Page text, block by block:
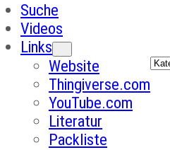
Suche
Videos
Links
Website
Thingiverse.com
YouTube.com
Literatur
Packliste